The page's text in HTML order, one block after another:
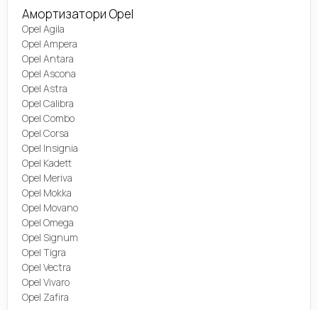
Амортизатори Opel
Opel Agila
Opel Ampera
Opel Antara
Opel Ascona
Opel Astra
Opel Calibra
Opel Combo
Opel Corsa
Opel Insignia
Opel Kadett
Opel Meriva
Opel Mokka
Opel Movano
Opel Omega
Opel Signum
Opel Tigra
Opel Vectra
Opel Vivaro
Opel Zafira